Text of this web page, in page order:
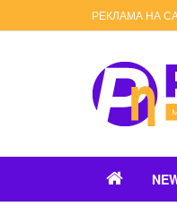
РЕКЛАМА НА